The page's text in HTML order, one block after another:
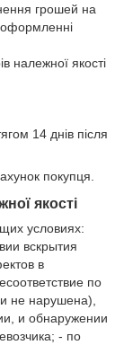
грошей на
належної якості
14 днів після
покупця.
якості
условиях:
вскрытия
в
по
не нарушена),
и обнаружении
- по